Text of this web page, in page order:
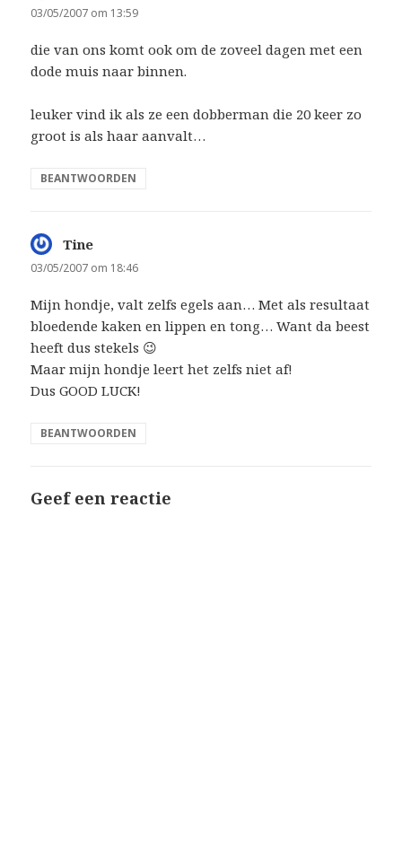
03/05/2007 om 13:59
die van ons komt ook om de zoveel dagen met een
dode muis naar binnen.
leuker vind ik als ze een dobberman die 20 keer zo
groot is als haar aanvalt…
BEANTWOORDEN
Tine
03/05/2007 om 18:46
Mijn hondje, valt zelfs egels aan… Met als resultaat
bloedende kaken en lippen en tong… Want da beest
heeft dus stekels 😉
Maar mijn hondje leert het zelfs niet af!
Dus GOOD LUCK!
BEANTWOORDEN
Geef een reactie